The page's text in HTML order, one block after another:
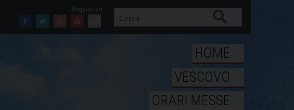
Facebook
Twitter
FeedYoutube
Mail
HOME
VESCOVO
ORARI MESSE